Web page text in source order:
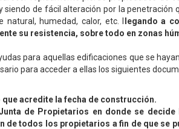
siendo de fácil alteración por la penetración
natural, humedad, calor, etc. l
legando a
su resistencia, sobre todo en zonas
aquellas edificaciones que se hayan
para acceder a ellas los siguientes
que acredite la fecha de construcción.
de Propietarios en donde se
de todos los propietarios a fin de que se